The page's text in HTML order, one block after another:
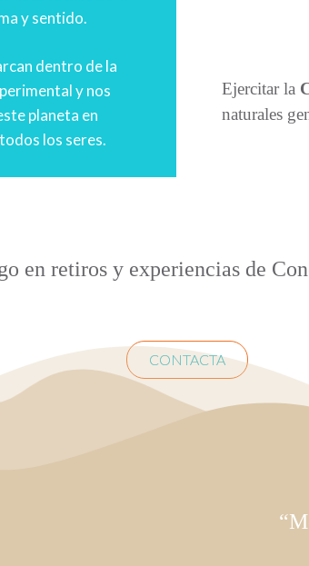
y sentido.
dentro de la
y nos
planeta en
los seres.
Ejercitar la
naturales
en retiros y experiencias de
CONTACTA
“